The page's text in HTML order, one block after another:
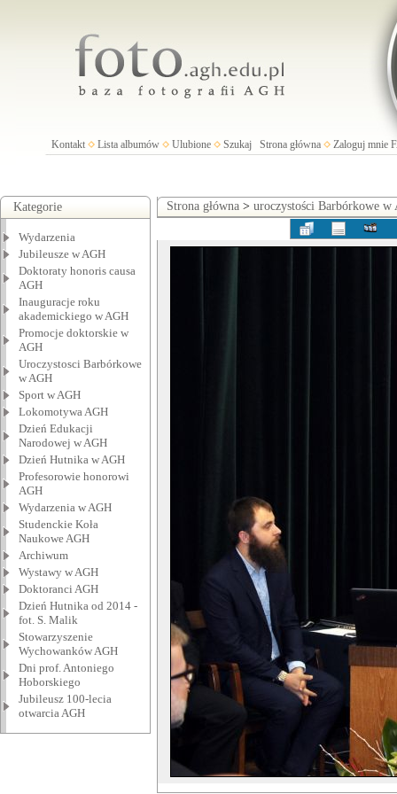
Kontakt Lista albumów Ulubione Szukaj Strona główna Zaloguj mnie
Kategorie
Wydarzenia
Jubileusze w AGH
Doktoraty honoris causa
AGH
Inauguracje roku
akademickiego w AGH
Promocje doktorskie w
AGH
Uroczystosci Barbórkowe
w AGH
Sport w AGH
Lokomotywa AGH
Dzień Edukacji
Narodowej w AGH
Dzień Hutnika w AGH
Profesorowie honorowi
AGH
Wydarzenia w AGH
Studenckie Koła
Naukowe AGH
Archiwum
Wystawy w AGH
Doktoranci AGH
Dzień Hutnika od 2014 -
fot. S. Malik
Stowarzyszenie
Wychowanków AGH
Dni prof. Antoniego
Hoborskiego
Jubileusz 100-lecia
otwarcia AGH
Strona główna > uroczystości Barbórkowe w